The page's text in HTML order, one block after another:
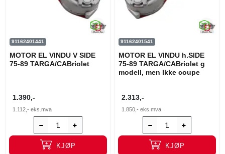
91162401441
MOTOR EL VINDU V SIDE
75-89 TARGA/CABriolet
1.390,-
1.112,- eks.mva
KJØP
91162401541
MOTOR EL VINDU h.SIDE
75-89 TARGA/CABriolet g
modell, men Ikke coupe
2.313,-
1.850,- eks.mva
KJØP